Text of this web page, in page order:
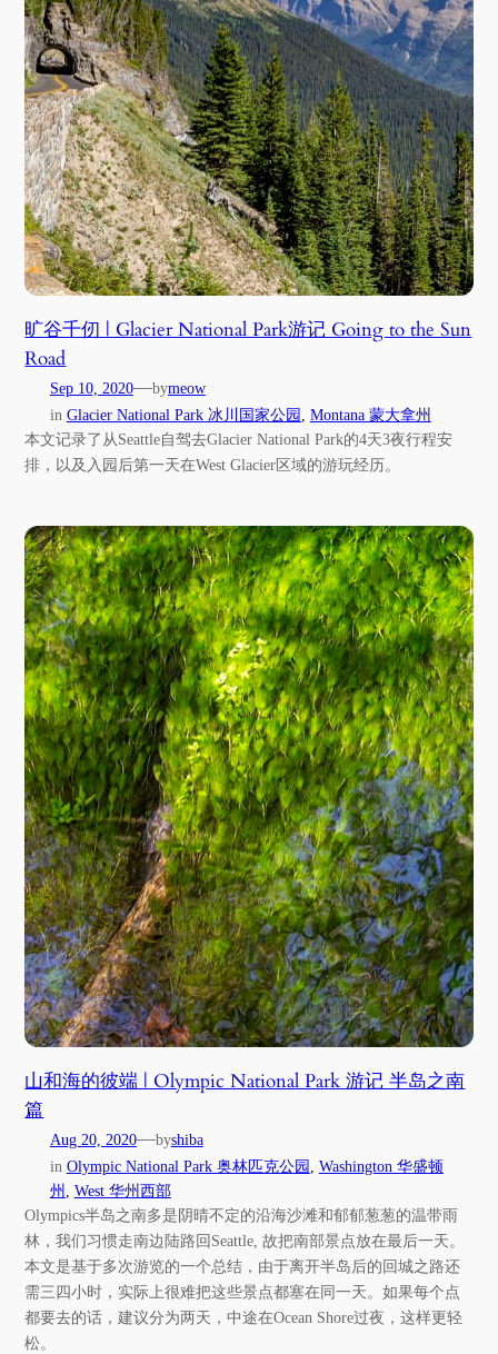
旷谷千仞 | Glacier National Park游记 Going to the Sun
Road
Sep 10, 2020—bymeow
in Glacier National Park 冰川国家公园
Montana 蒙大拿州
本文记录了从Seattle自驾去Glacier National Park的4天3夜行程安
排，以及入园后第一天在West Glacier区域的游玩经历。
山和海的彼端 | Olympic National Park 游记 半岛之南
篇
Aug 20, 2020—byshiba
in Olympic National Park 奥林匹克公园, Washington 华盛顿
州 , West 华州西部
Olympics半岛之南多是阴晴不定的沿海沙滩和郁郁葱葱的温带雨
林，我们习惯走南边陆路回Seattle, 故把南部景点放在最后一天。
本文是基于多次游览的一个总结，由于离开半岛后的回城之路还
需三四小时，实际上很难把这些景点都塞在同一天。如果每个点
都要去的话，建议分为两天，中途在Ocean Shore过夜，这样更轻
松。